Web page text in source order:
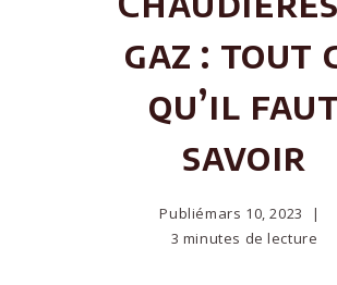
gaz : tout
qu’il faut
savoir
Publiémars 10, 2023
3 minutes de lecture